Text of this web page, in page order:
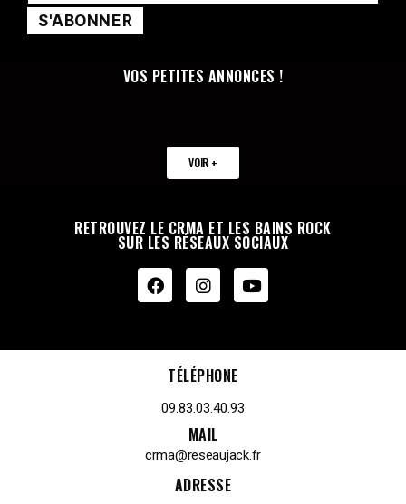
VOS PETITES ANNONCES !
VOIR +
RETROUVEZ LE CRMA ET LES BAINS ROCK
SUR LES RÉSEAUX SOCIAUX
TÉLÉPHONE
09.83.03.40.93
MAIL
crma@reseaujack.fr
ADRESSE